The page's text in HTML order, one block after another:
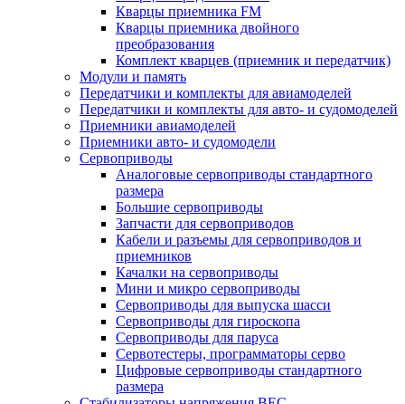
Кварцы приемника FM
Кварцы приемника двойного
преобразования
Комплект кварцев (приемник и передатчик)
Модули и память
Передатчики и комплекты для авиамоделей
Передатчики и комплекты для авто- и судомоделей
Приемники авиамоделей
Приемники авто- и судомодели
Сервоприводы
Аналоговые сервоприводы стандартного
размера
Большие сервоприводы
Запчасти для сервоприводов
Кабели и разъемы для сервоприводов и
приемников
Качалки на сервоприводы
Мини и микро сервоприводы
Сервоприводы для выпуска шасси
Сервоприводы для гироскопа
Сервоприводы для паруса
Сервотестеры, программаторы серво
Цифровые сервоприводы стандартного
размера